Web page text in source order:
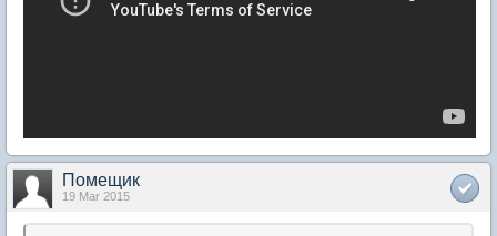
Помещик
19 Mar 2015